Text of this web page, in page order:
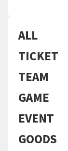
ALL
TICKET
TEAM
GAME
EVENT
GOODS